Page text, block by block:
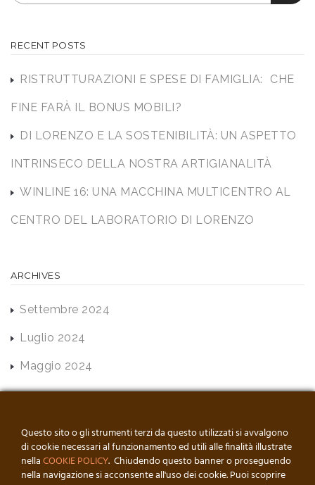
RECENT POSTS
RISTRUTTURAZIONI E SPESE DI FAMIGLIA: CHE
FINE FARÀ IL BONUS MOBILI?
DI LORENZO E LA SOSTENIBILITÀ: UN ASPETTO
INTRINSECO DELLA NOSTRA ARTIGIANALITÀ
WINLINE 16: UNA MACCHINA MULTICENTRO AL
CENTRO DEL LABORATORIO DI LORENZO
ARCHIVES
Settembre 2024
Luglio 2024
Maggio 2024
Questo sito o gli strumenti terzi da questo utilizzati si avvalgono
di cookie necessari al funzionamento ed utili alle finalità illustrate
nellaCOOKIE POLICY. Chiudendo questo banner o proseguendo
nella navigazione si acconsente all'uso dei cookie. Puoi scoprire